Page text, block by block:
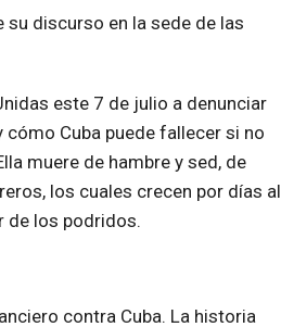
este 7 de julio a denunciar
Cuba puede fallecer si no
muere de hambre y sed, de
los cuales crecen por días al
de los podridos.
contra Cuba. La historia